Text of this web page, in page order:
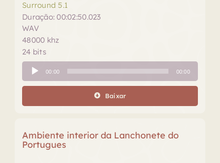
Surround 5.1
Duração: 00:02:50.023
WAV
48000 khz
24 bits
Tocador
de
áudio
00:00 00:00
Baixar
Ambiente interior da Lanchonete do
Portugues